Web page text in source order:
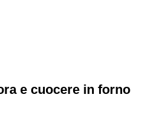
e cuocere in forno